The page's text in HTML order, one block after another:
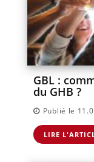
GBL :
du GHB ?
Publié le
LIRE